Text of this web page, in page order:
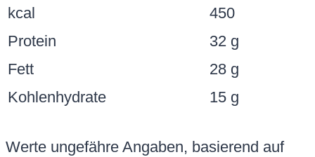
kcal
450
Protein
32 g
Fett
28 g
Kohlenhydrate
15 g
Werte ungefähre Angaben, basierend auf